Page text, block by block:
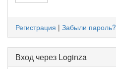
Регистрация | Забыли пароль?
Вход через Loginza